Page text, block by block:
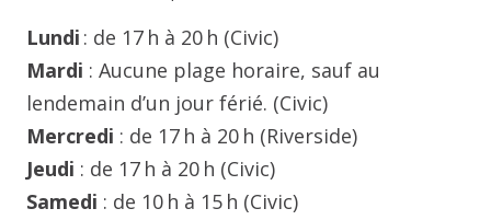
Lundi : de 17 h à 20 h (Civic)
Mardi : Aucune plage horaire, sauf au
lendemain d’un jour férié. (Civic)
Mercredi : de 17 h à 20 h (Riverside)
Jeudi : de 17 h à 20 h (Civic)
Samedi : de 10 h à 15 h (Civic)